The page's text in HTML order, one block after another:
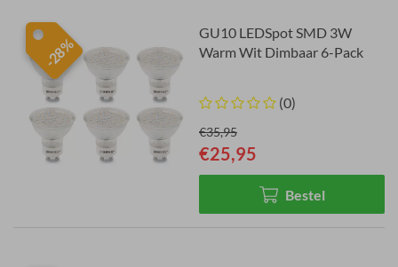
-28%
GU10 LEDSpot SMD 3W
Warm Wit Dimbaar 6-Pack
(0)
€35,95
€25,95
Bestel